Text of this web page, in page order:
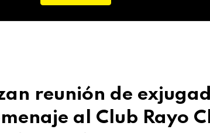
reunión de
al Club Rayo